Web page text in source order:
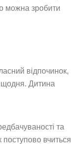
можна зробити
відпочинок,
щодня. Дитина
та
вчиться